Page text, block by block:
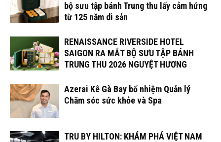
bộ sưu tập bánh Trung thu lấy cảm hứng
từ 125 năm di sản
RENAISSANCE RIVERSIDE HOTEL
SAIGON RA MẮT BỘ SƯU TẬP BÁNH
TRUNG THU 2026 NGUYỆT HƯƠNG
Azerai Kê Gà Bay bổ nhiệm Quản lý
Chăm sóc sức khỏe và Spa
TRU BY HILTON: KHÁM PHÁ VIỆT NAM